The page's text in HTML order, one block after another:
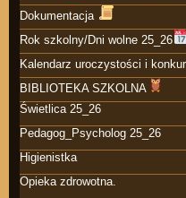
Dokumentacja
Rok szkolny/Dni wolne 25_26
Kalendarz uroczystości i
BIBLIOTEKA SZKOLNA
Świetlica 25_26
Pedagog_Psycholog 25_26
Higienistka
Opieka zdrowotna.